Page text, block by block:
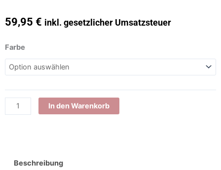
59,95 € inkl. gesetzlicher Umsatzsteuer
Farbe
Voi
Börse
70802
Portemonnaie
Herren
Menge
In den Warenkorb
Beschreibung